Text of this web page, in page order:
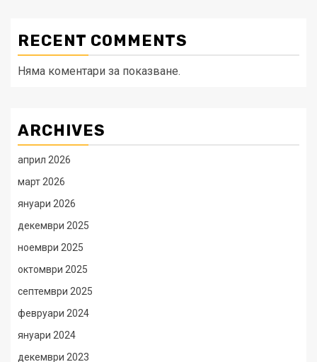
RECENT COMMENTS
Няма коментари за показване.
ARCHIVES
април 2026
март 2026
януари 2026
декември 2025
ноември 2025
октомври 2025
септември 2025
февруари 2024
януари 2024
декември 2023